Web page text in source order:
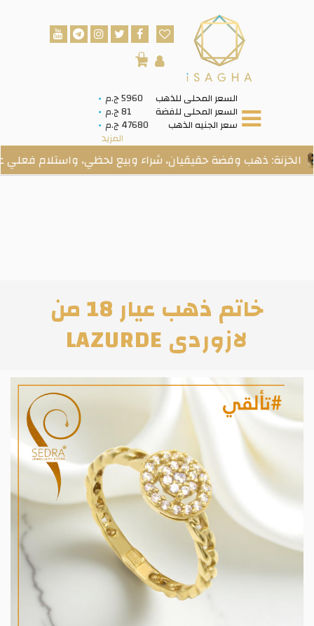
السعر المحلى للذهب 5960 ج.م
السعر المحلى للفضة 81 ج.م
سعر الجنيه الذهب 47680 ج.م
المزيد
0
ذهب وفضة حقيقيان، شراء وبيع لحظي، واستلام فعلي عند
خاتم ذهب عيار 18 من
لازوردى LAZURDE